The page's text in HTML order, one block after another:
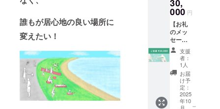
誰もが居心地の良い場所に
変えたい！
合、イ
ベント
成果報
告を
データ
にてお
渡しし
ます。
（11月
頃） ・
イベン
ト中止
の場合
は研究
換えで
のお渡
し ・お
釣りは
でませ
ん ・差
額が発
生した
場合は
現金に
て清算
をお願
いしま
す ・イ
す。 ︎︎ ●
ガイド
ブック
どて
ファニ
チャー
のデザ
イン案
や制作
方法な
どをま
とめた
ガイド
30,
000 円
【お礼
のメッ
セージ
+どて
ファニ
チャー
にお名
前掲載
+どて
ファニ
チャー
支援
者：
1人
お届
け予
定：
2025
年10